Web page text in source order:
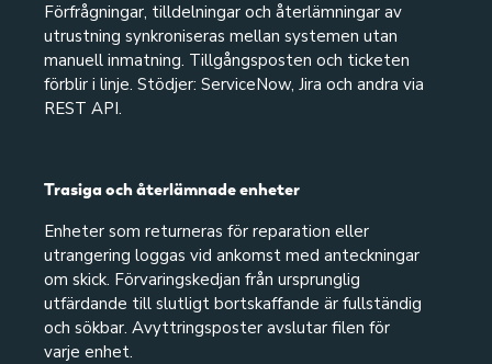
Förfrågningar, tilldelningar och återlämningar av
utrustning synkroniseras mellan systemen utan
manuell inmatning. Tillgångsposten och ticketen
förblir i linje. Stödjer: ServiceNow, Jira och andra via
REST API.
Trasiga och återlämnade enheter
Enheter som returneras för reparation eller
utrangering loggas vid ankomst med anteckningar
om skick. Förvaringskedjan från ursprunglig
utfärdande till slutligt bortskaffande är fullständig
och sökbar. Avyttringsposter avslutar filen för
varje enhet.